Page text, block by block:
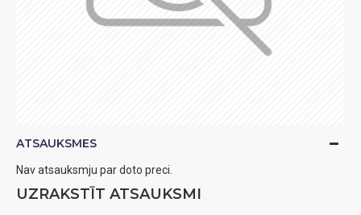
ATSAUKSMES
Nav atsauksmju par doto preci.
UZRAKSTĪT ATSAUKSMI